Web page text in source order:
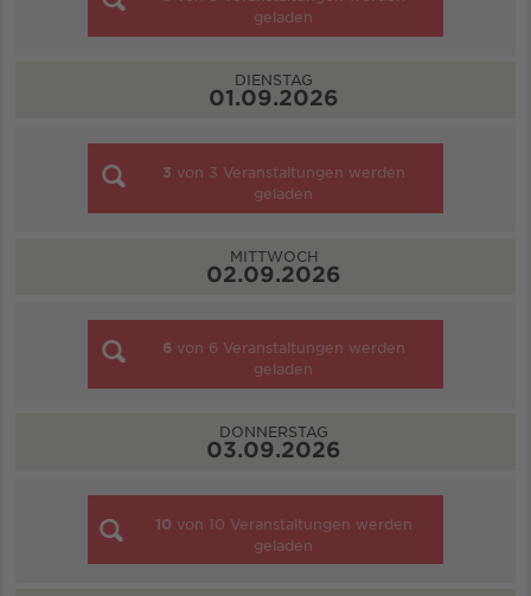
geladen
DIENSTAG
01.09.2026
3 von 3 Veranstaltungen werden
geladen
MITTWOCH
02.09.2026
6 von 6 Veranstaltungen werden
geladen
DONNERSTAG
03.09.2026
10 von 10 Veranstaltungen werden
geladen